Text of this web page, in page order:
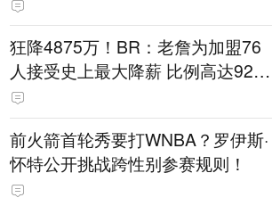
狂降4875万！BR：老詹为加盟76
人接受史上最大降薪 比例高达92.
6%
前火箭首轮秀要打WNBA？罗伊斯·
怀特公开挑战跨性别参赛规则！